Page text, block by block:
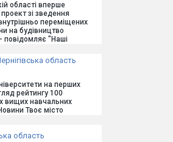
області вперше
зі зведення
переміщених
на будівництво
повідомляє "Наші
область
на перших
рейтингу 100
вищих навчальних
Твоє місто
область